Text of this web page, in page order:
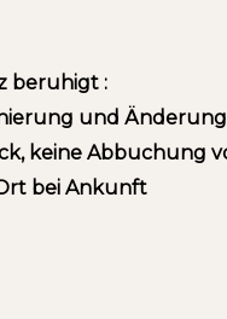
beruhigt :
und
keine Abbuchung
bei Ankunft